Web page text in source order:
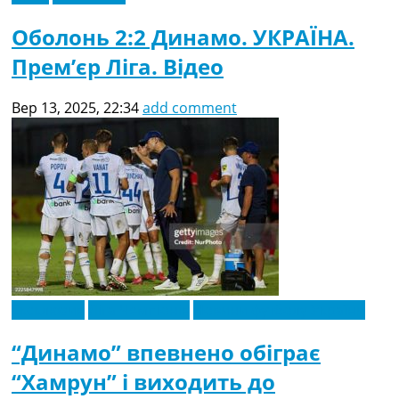
Оболонь 2:2 Динамо. УКРАЇНА.
Прем’єр Ліга. Відео
Вер 13, 2025, 22:34add comment
“Динамо” впевнено обіграє
“Хамрун” і виходить до